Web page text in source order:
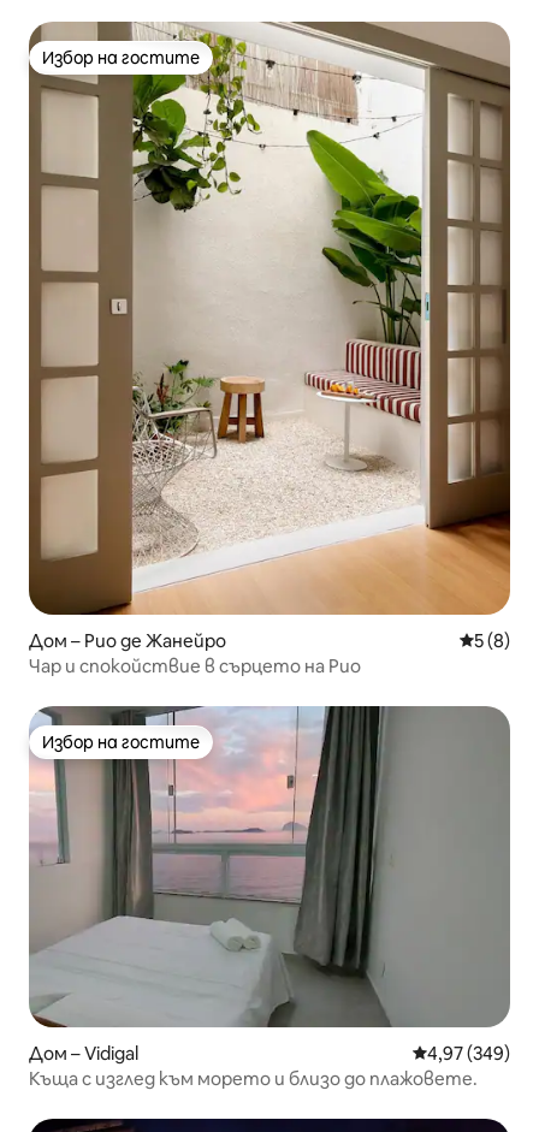
Избор на гостите
Избор на гостите
Дом – Рио де Жанейро Средна
5 (8)
Чар и спокойствие в сърцето на Рио
Избор на гостите
Избор на гостите
Дом – Vidigal Средна
4,97 (349)
Къща с изглед към морето и близо до плажовете.